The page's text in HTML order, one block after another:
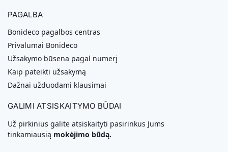
PAGALBA
Bonideco pagalbos centras
Privalumai Bonideco
Užsakymo būsena pagal numerį
Kaip pateikti užsakymą
Dažnai užduodami klausimai
GALIMI ATSISKAITYMO BŪDAI
Už pirkinius galite atsiskaityti pasirinkus Jums
tinkamiausią mokėjimo būdą.